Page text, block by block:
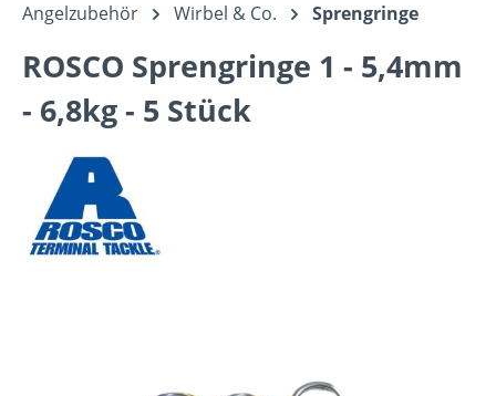
Angelzubehör Wirbel & Co. Sprengringe
ROSCO Sprengringe 1 - 5,4mm
- 6,8kg - 5 Stück